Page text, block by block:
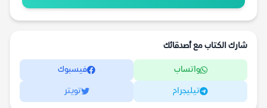
شارك الكتاب مع أصدقائك
واتساب فيسبوك
تيليجرام تويتر